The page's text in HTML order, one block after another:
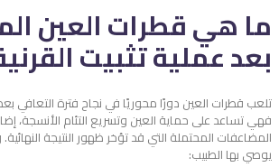
ما هي قطرات العين
بعد عملية تثبيت
تلعب قطرات العين دورًا محوريًا في نجاح فترة التعافي بعد
فهي تساعد على حماية العين وتسريع التئام الأنسجة،
المضاعفات المحتملة التي قد تؤخر ظهور النتيجة
يوصي بها الطبيب: